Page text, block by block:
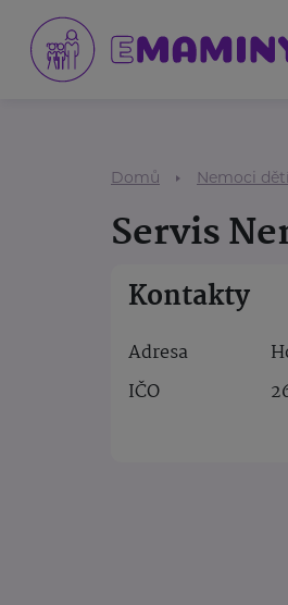
Domů Nemoci
Servis
Kontakty
Adresa
IČO